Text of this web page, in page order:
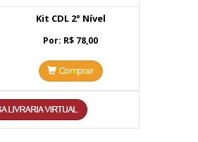
Kit CDL 2° Nível
Por: R$ 78,00